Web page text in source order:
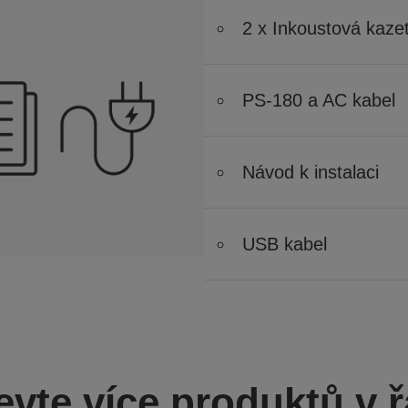
2 x Inkoustová
PS-180 a AC kabel
Návod k instalaci
USB kabel